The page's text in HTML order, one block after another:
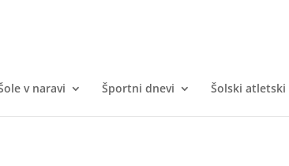
v naravi Športni dnevi Šolski